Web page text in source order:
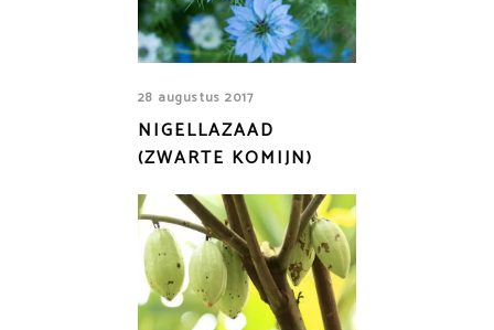
28 augustus 2017
NIGELLAZAAD
(ZWARTE KOMIJN)